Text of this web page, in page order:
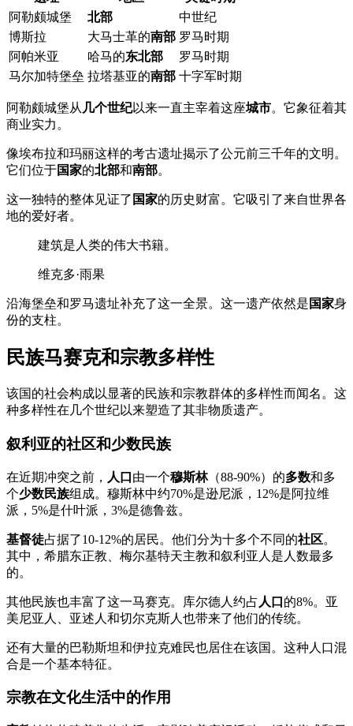
阿勒颇城堡
北部
中世纪
博斯拉
大马士革的南部 罗马时期
阿帕米亚
哈马的东北部
罗马时期
马尔加特堡垒 拉塔基亚的南部 十字军时期
阿勒颇城堡从 几个世纪以来一直主宰着这座城市。它象征着其
商业实力。
像埃布拉和玛丽这样的考古遗址揭示了公元前三千年的文明。
它们位于国家的北部和南部。
这一独特的整体见证了 国家的历史财富。它吸引了来自世界各
地的爱好者。
建筑是人类的伟大书籍。
维克多·雨果
沿海堡垒和罗马遗址补充了这一全景。这一遗产依然是 国家身
份的支柱。
民族马赛克和宗教多样性
该国的社会构成以显著的民族和宗教群体的多样性而闻名。这
种多样性在几个世纪以来塑造了其非物质遗产。
叙利亚的社区和少数民族
在近期冲突之前， 人口 由一个穆斯林（88-90%）的多数和多
个少数民族组成。穆斯林中约70%是逊尼派，12%是阿拉维
派，5%是什叶派，3%是德鲁兹。
基督徒占据了10-12%的居民。他们分为十多个不同的社区。
其中，希腊东正教、梅尔基特天主教和叙利亚人是人数最多
的。
其他民族也丰富了这一马赛克。库尔德人约占 人口 的8%。亚
美尼亚人、亚述人和切尔克斯人也带来了他们的传统。
还有大量的巴勒斯坦和伊拉克难民也居住在该国。这种人口混
合是一个基本特征。
宗教在文化生活中的作用